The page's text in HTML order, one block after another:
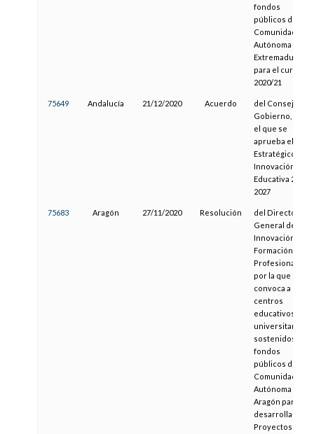
fondos
públicos de la
Comunidad
Autónoma de
Extremadura
para el curso
2020/21
75649 Andalucía 21/12/2020 Acuerdo
del Consejo de
Gobierno, por
el que se
aprueba el Plan
Estratégico de
Innovación
Educativa 2021-
2027
75683 Aragón 27/11/2020 Resolución
del Director
General de
Innovación y
Formación
Profesional,
por la que se
convoca a los
centros
educativos no
universitarios
sostenidos con
fondos
públicos de la
Comunidad
Autónoma de
Aragón para
desarrollar
Proyectos de